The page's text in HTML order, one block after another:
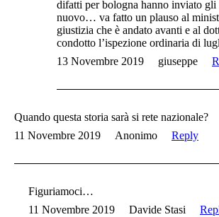
difatti per bologna hanno inviato gli
nuovo… va fatto un plauso al
giustizia che è andato avanti e al
condotto l’ispezione ordinaria di
13 Novembre 2019
giuseppe
Quando questa storia sarà si rete nazionale?
11 Novembre 2019
Anonimo Reply
Figuriamoci…
11 Novembre 2019
Davide Stasi